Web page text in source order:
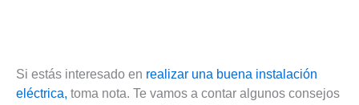
Si estás interesado en realizar una buena instalación
eléctrica, toma nota. Te vamos a contar algunos consejos